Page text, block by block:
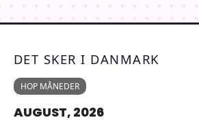
DET SKER I DANMARK
HOP MÅNEDER
AUGUST, 2026